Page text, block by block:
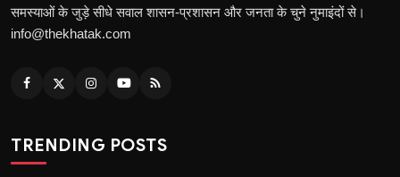
समस्याओं के जुड़े सीधे सवाल शासन-प्रशासन और जनता के चुने नुमाइंदों से।
info@thekhatak.com
TRENDING POSTS